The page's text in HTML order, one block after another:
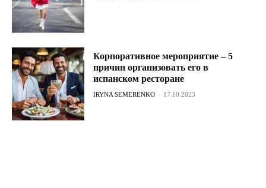
Корпоративное мероприятие – 5
причин организовать его в
испанском ресторане
IRYNA SEMERENKO - 17.10.2023